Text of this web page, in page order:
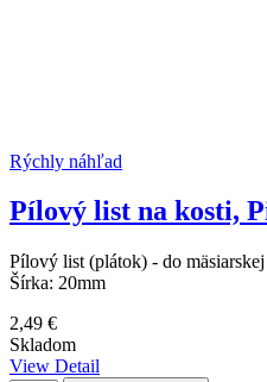
Rýchly náhľad
Pílový list na kosti,
Pílový list (plátok) - do
Šírka: 20mm
2,49 €
Skladom
View Detail